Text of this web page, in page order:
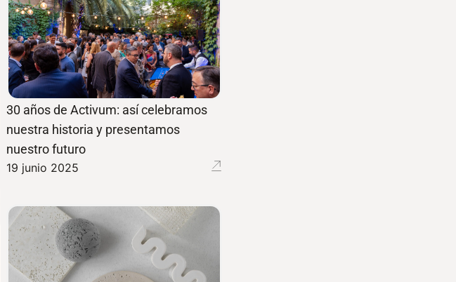
30 años de Activum: así celebramos
nuestra historia y presentamos
nuestro futuro
19 junio 2025